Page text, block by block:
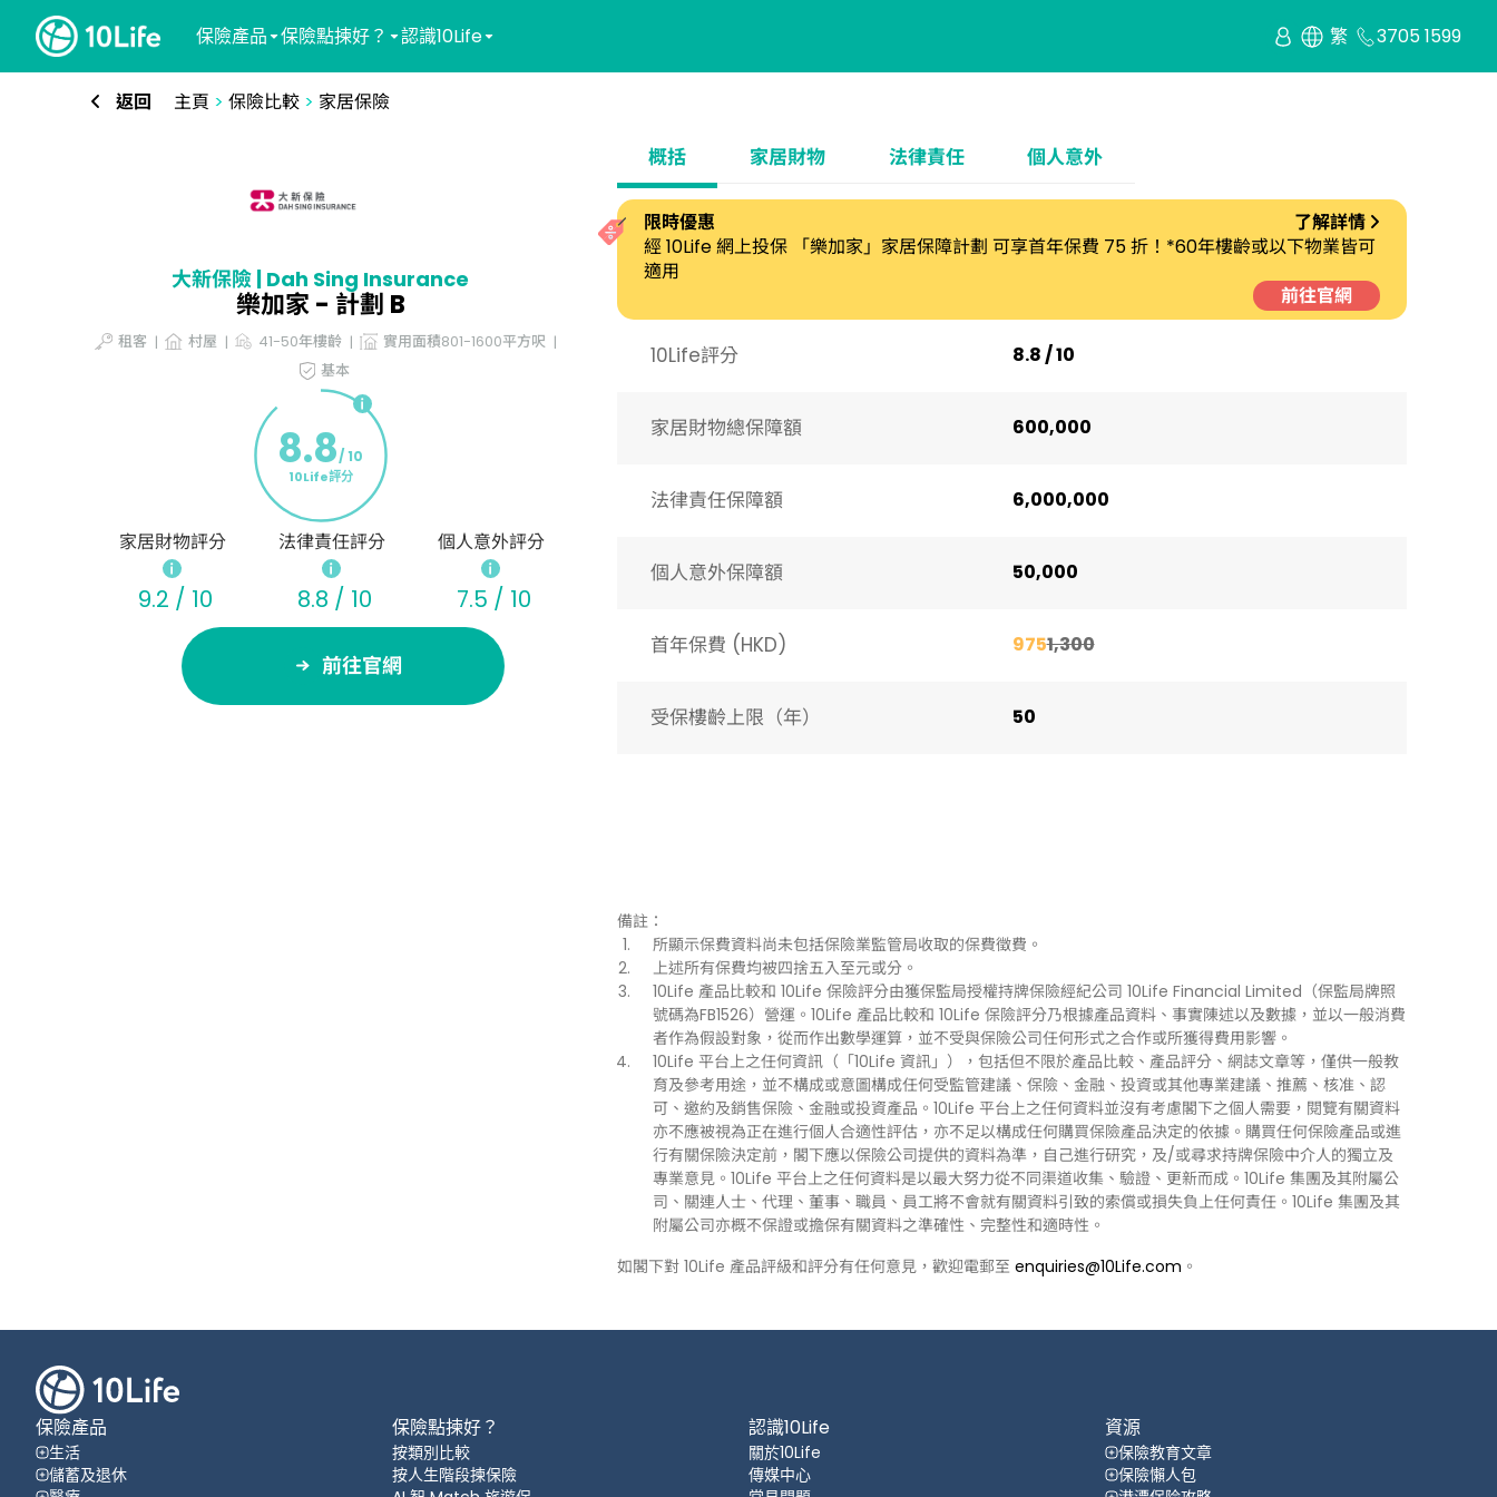
保險產品 保險點揀好？ 認識10Life 繁 3705 1599
返回 主頁 > 保險比較> 家居保險
大新保險 | Dah Sing Insurance
樂加家 - 計劃 B
租客 村屋 41-50年樓齡
實用面積801-1600平方呎
基本
8.8/ 10
10Life評分
家居財物評分
9.2 / 10
法律責任評分
8.8 / 10
個人意外評分
7.5 / 10
前往官網
概括 家居財物 法律責任 個人意外
限時優惠
了解詳情
經 10Life 網上投保 「樂加家」家居保障計劃 可享首年保費 75 折！*60年樓齡或以下物業皆可
適用
前往官網
10Life評分 8.8 / 10
家居財物總保障額 600,000
法律責任保障額 6,000,000
個人意外保障額 50,000
首年保費 (HKD) 9751,300
受保樓齡上限（年）​ 50
備註：
所顯示保費資料尚未包括保險業監管局收取的保費徵費。
上述所有保費均被四捨五入至元或分。
10Life 產品比較和 10Life 保險評分由獲保監局授權持牌保險經紀公司 10Life Financial Limited（保監局牌照
號碼為FB1526）營運。10Life 產品比較和 10Life 保險評分乃根據產品資料、事實陳述以及數據，並以一般消費
者作為假設對象，從而作出數學運算，並不受與保險公司任何形式之合作或所獲得費用影響。
10Life 平台上之任何資訊（「10Life 資訊」），包括但不限於產品比較、產品評分、網誌文章等，僅供一般教
育及參考用途，並不構成或意圖構成任何受監管建議、保險、金融、投資或其他專業建議、推薦、核准、認
可、邀約及銷售保險、金融或投資產品。10Life 平台上之任何資料並沒有考慮閣下之個人需要，閱覽有關資料
亦不應被視為正在進行個人合適性評估，亦不足以構成任何購買保險產品決定的依據。購買任何保險產品或進
行有關保險決定前，閣下應以保險公司提供的資料為準，自己進行研究，及/或尋求持牌保險中介人的獨立及
專業意見。10Life 平台上之任何資料是以最大努力從不同渠道收集、驗證、更新而成。10Life 集團及其附屬公
司、關連人士、代理、董事、職員、員工將不會就有關資料引致的索償或損失負上任何責任。10Life 集團及其
附屬公司亦概不保證或擔保有關資料之準確性、完整性和適時性。
如閣下對 10Life 產品評級和評分有任何意見，歡迎電郵至 enquiries@10Life.com 。
保險產品
生活
儲蓄及退休
保險點揀好？
按類別比較
按人生階段揀保險
認識10Life
關於10Life
傳媒中心
資源
保險教育文章
保險懶人包